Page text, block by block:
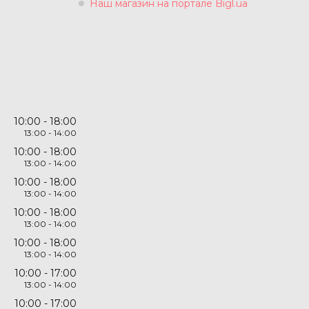
Наш магазин на портале Bigl.ua
10:00 18:00
13:00 14:00
10:00 18:00
13:00 14:00
10:00 18:00
13:00 14:00
10:00 18:00
13:00 14:00
10:00 18:00
13:00 14:00
10:00 17:00
13:00 14:00
10:00 17:00